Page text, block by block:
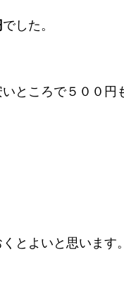
でした。
ところで５００円
とよいと思います。